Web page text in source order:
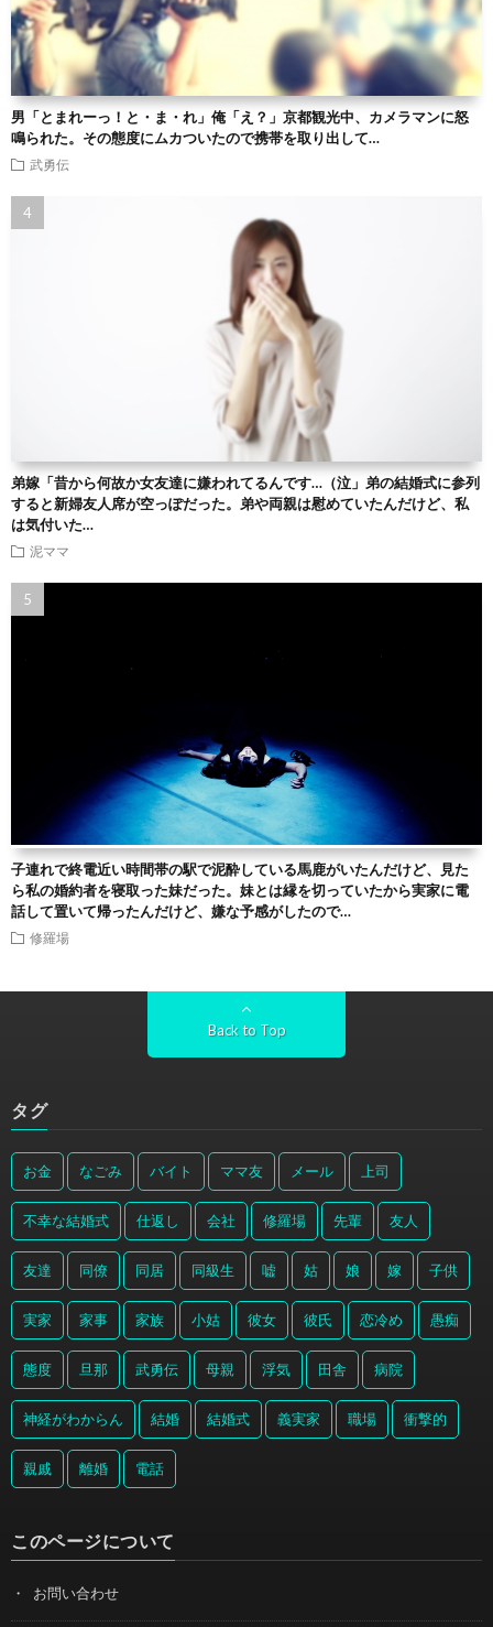
男「とまれーっ！と・ま・れ」俺「え？」京都観光中、カメラマンに怒
鳴られた。その態度にムカついたので携帯を取り出して…
武勇伝
弟嫁「昔から何故か女友達に嫌われてるんです…（泣」弟の結婚式に参列
すると新婦友人席が空っぽだった。弟や両親は慰めていたんだけど、私
は気付いた…
泥ママ
子連れで終電近い時間帯の駅で泥酔している馬鹿がいたんだけど、見た
ら私の婚約者を寝取った妹だった。妹とは縁を切っていたから実家に電
話して置いて帰ったんだけど、嫌な予感がしたので…
修羅場
Back to Top
タグ
お金 なごみ バイト ママ友 メール 上司
不幸な結婚式 仕返し 会社 修羅場 先輩 友人
友達 同僚 同居 同級生 嘘 姑 娘 嫁 子供
実家 家事 家族 小姑 彼女 彼氏 恋冷め 愚痴
態度 旦那 武勇伝 母親 浮気 田舎 病院
神経がわからん 結婚 結婚式 義実家 職場 衝撃的
親戚 離婚 電話
このページについて
お問い合わせ